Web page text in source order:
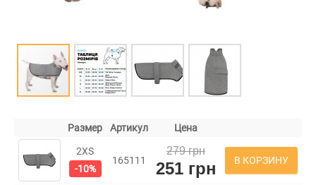
Размер Артикул Цена
2XS
-10%
165111
279 грн
251 грн В КОРЗИНУ